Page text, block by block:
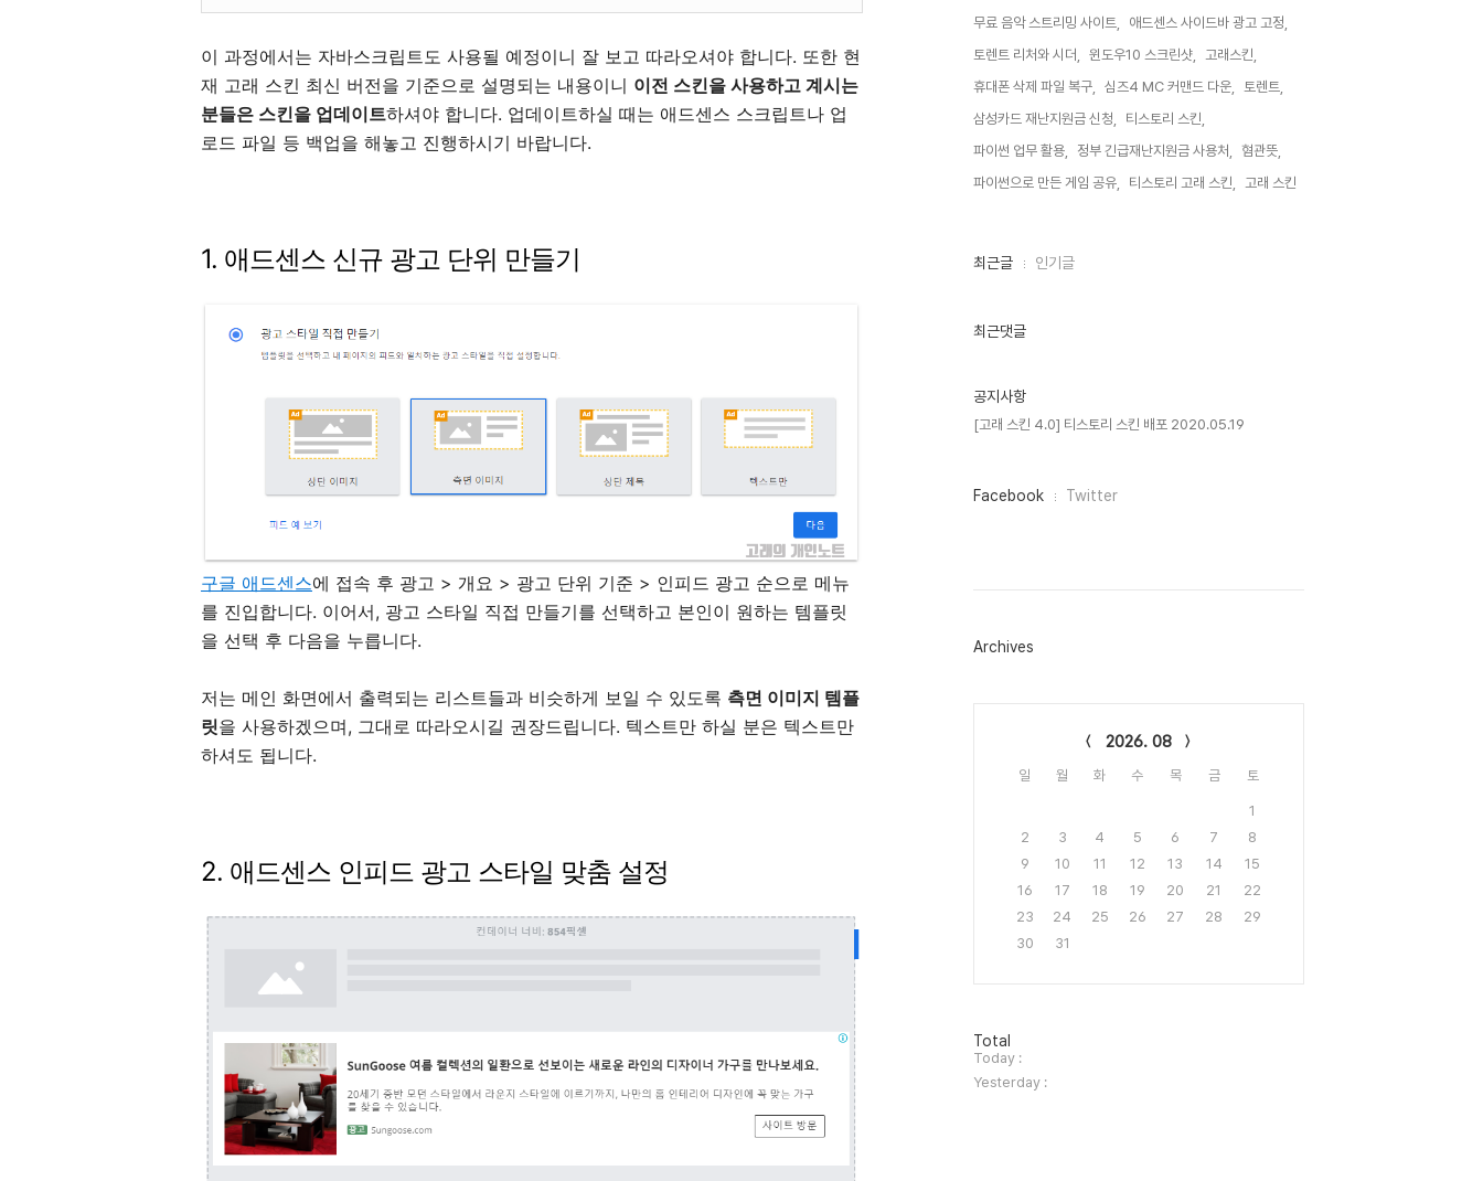
이 과정에서는 자바스크립트도 사용될 예정이니 잘 보고 따라오셔야 합니다. 또한 현
재 고래 스킨 최신 버전을 기준으로 설명되는 내용이니 이전 스킨을 사용하고 계시는
분들은 스킨을 업데이트하셔야 합니다. 업데이트하실 때는 애드센스 스크립트나 업
로드 파일 등 백업을 해놓고 진행하시기 바랍니다.
1. 애드센스 신규 광고 단위 만들기
구글 애드센스에 접속 후 광고 > 개요 > 광고 단위 기준 > 인피드 광고 순으로 메뉴
를 진입합니다. 이어서, 광고 스타일 직접 만들기를 선택하고 본인이 원하는 템플릿
을 선택 후 다음을 누릅니다.
저는 메인 화면에서 출력되는 리스트들과 비슷하게 보일 수 있도록 측면 이미지 템플
릿을 사용하겠으며, 그대로 따라오시길 권장드립니다. 텍스트만 하실 분은 텍스트만
하셔도 됩니다.
2. 애드센스 인피드 광고 스타일 맞춤 설정
무료 음악 스트리밍 사이트,
애드센스 사이드바 광고 고정,
토렌트 리처와 시더,
윈도우10 스크린샷,
고래스킨,
휴대폰 삭제 파일 복구,
심즈4 MC 커맨드 다운,
토렌트,
삼성카드 재난지원금 신청,
티스토리 스킨,
파이썬 업무 활용,
정부 긴급재난지원금 사용처,
혐관뜻,
파이썬으로 만든 게임 공유,
티스토리 고래 스킨, 고래 스킨,
최
인
최근글 인기글
최근댓글
공지사항
[고래 스킨 4.0] 티스토리 스킨 배포 2020.05.19
페
그
Facebook Twitter
Archives
2026. 08
일 월 화 수 목 금 토
1
2
3 4 5 6 7
8
9
10 11 12 13 14
15
16
17 18 19 20 21
22
23
24 25 26 27 28
29
30
31
방
문
자
수
Total
Today :
Yesterday :